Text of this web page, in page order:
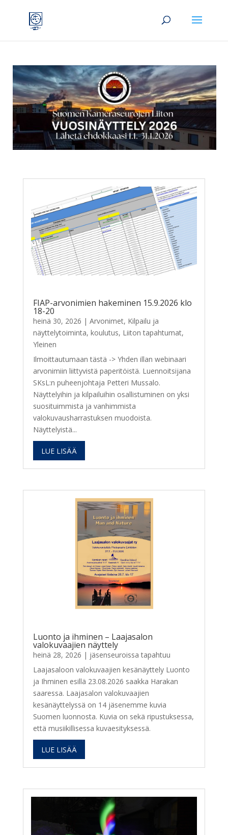
FIAP-arvonimien hakeminen 15.9.2026 klo
18-20
heinä 30, 2026 | Arvonimet, Kilpailu ja
näyttelytoiminta, koulutus, Liiton tapahtumat,
Yleinen
Ilmoittautumaan tästä -> Yhden illan webinaari
arvonimiin liittyvistä paperitöistä. Luennoitsijana
SKsL:n puheenjohtaja Petteri Mussalo.
Näyttelyihin ja kilpailuihin osallistuminen on yksi
suosituimmista ja vanhimmista
valokuvausharrastuksen muodoista.
Näyttelyistä...
LUE LISÄÄ
Luonto ja ihminen – Laajasalon
valokuvaajien näyttely
heinä 28, 2026 | jäsenseuroissa tapahtuu
Laajasaloon valokuvaajien kesänäyttely Luonto
ja Ihminen esillä 23.08.2026 saakka Harakan
saaressa. Laajasalon valokuvaajien
kesänäyttelyssä on 14 jäsenemme kuvia
Suomen luonnosta. Kuvia on sekä ripustuksessa,
että musiikillisessa kuvaesityksessä.
LUE LISÄÄ